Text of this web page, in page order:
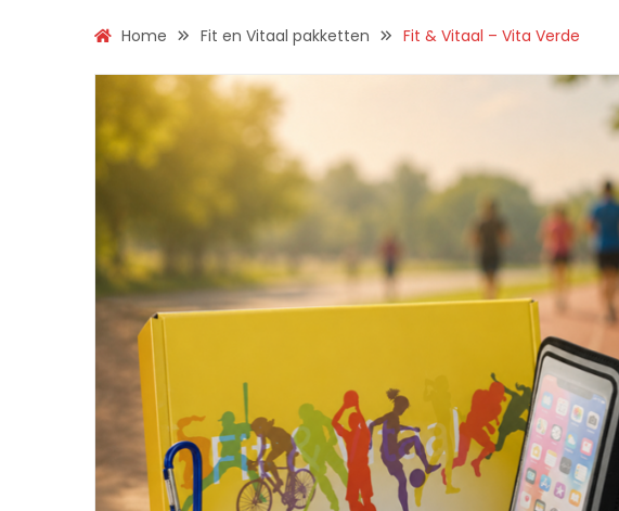
Home Fit en Vitaal pakketten Fit & Vitaal – Vita Verde